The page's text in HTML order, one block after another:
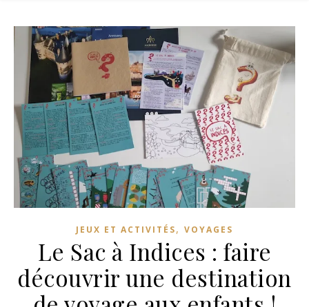
JEUX ET ACTIVITÉS, VOYAGES
Le Sac à Indices : faire
découvrir une destination